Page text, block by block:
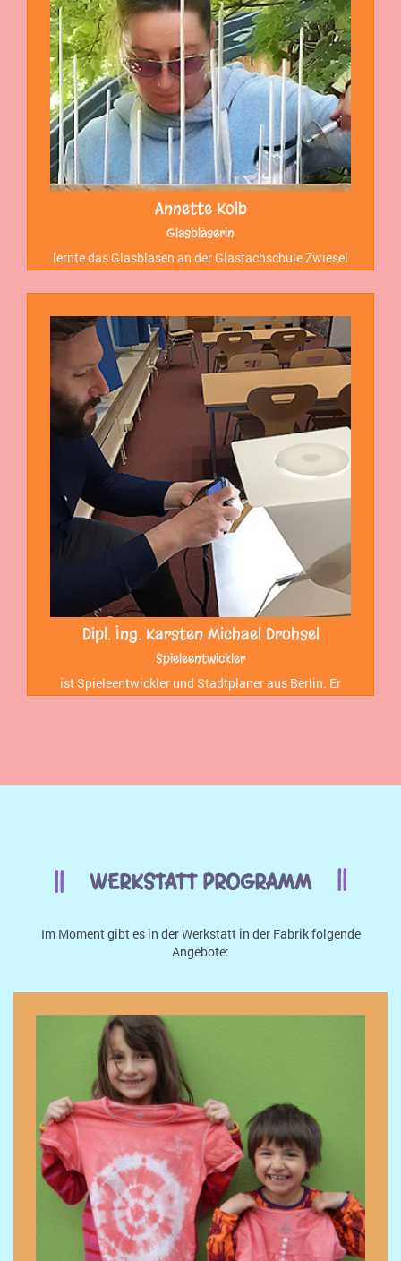
Annette Kolb
Glasbläserin
lernte das Glasblasen an der Glasfachschule Zwiesel
und zeigt zwischen Mittelaltermärkten und ihrem
Glasatelier ihr Können auch Kindern der WERKSTATT.
Dipl. Ing. Karsten Michael Drohsel
Spieleentwickler
ist Spieleentwickler und Stadtplaner aus Berlin. Er
leitet das Impulsbüro:www.impulsbuero.deund ist
WERKSTATT PROGRAMM
Im Moment gibt es in der Werkstatt in der Fabrik folgende
Angebote: